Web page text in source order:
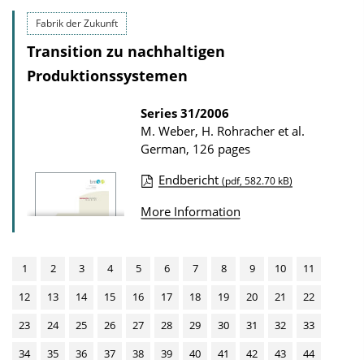
l
o
d
s
i
c
t
i
o
n
D
n
l
o
Fabrik der Zukunft
Transition zu nachhaltigen
Produktionssystemen
Series 31/2006
M. Weber, H. Rohracher et al.
German, 126 pages
u
l
i
Endbericht (pdf, 582.70 kB)
More Information
1 2 3 4 5 6 7 8 9 10
11
12
13 14 15 16 17 18 19 20 21
22
23
24 25 26 27 28 29 30 31 32
33
34
35 36 37 38 39 40 41 42 43
44